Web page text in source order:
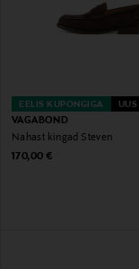
EELIS KUPONGIGA UUS
VAGABOND
Nahast kingad Steven
Original Price
170,00 €